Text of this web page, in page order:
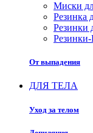
Миски
Резинка
Резинки
От выпадения
ДЛЯ ТЕЛА
Уход за телом